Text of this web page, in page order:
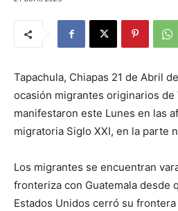
Tapachula, Chiapas 21 de Abril
ocasión migrantes originarios de
manifestaron este Lunes en las
migratoria Siglo XXI, en la parte
Los migrantes se encuentran
fronteriza con Guatemala desde
Estados Unidos cerró su